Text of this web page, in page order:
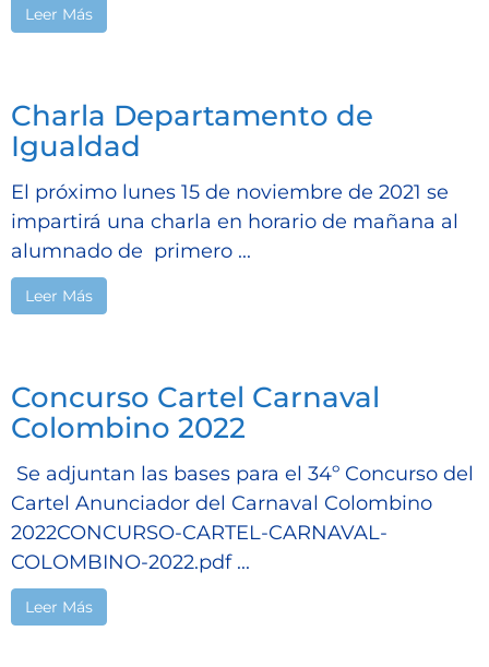
Leer Más
Charla Departamento de
Igualdad
El próximo lunes 15 de noviembre de 2021 se
impartirá una charla en horario de mañana al
alumnado de primero ...
Leer Más
Concurso Cartel Carnaval
Colombino 2022
Se adjuntan las bases para el 34º Concurso del
Cartel Anunciador del Carnaval Colombino
2022CONCURSO-CARTEL-CARNAVAL-
COLOMBINO-2022.pdf ...
Leer Más